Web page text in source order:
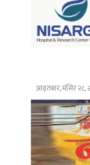
आइतबार, मंसिर २८,